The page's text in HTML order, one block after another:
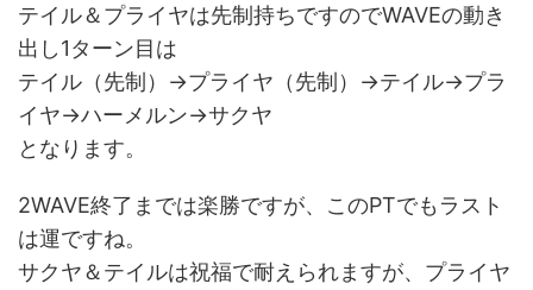
テイル＆プライヤは先制持ちですのでWAVEの動き
出し1ターン目は
テイル（先制）→プライヤ（先制）→テイル→プラ
イヤ→ハーメルン→サクヤ
となります。
2WAVE終了までは楽勝ですが、このPTでもラスト
は運ですね。
サクヤ＆テイルは祝福で耐えられますが、プライヤ